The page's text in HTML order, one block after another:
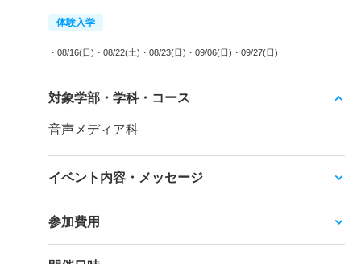
体験入学
・08/16(日) ・08/22(土) ・08/23(日) ・09/06(日) ・09/27(日)
対象学部・学科・コース
音声メディア科
イベント内容・メッセージ
参加費用